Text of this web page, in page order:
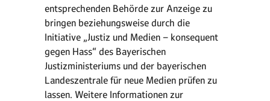
entsprechenden Behörde zur Anzeige zu
bringen beziehungsweise durch die
Initiative „Justiz und Medien – konsequent
gegen Hass“ des Bayerischen
Justizministeriums und der bayerischen
Landeszentrale für neue Medien prüfen zu
lassen. Weitere Informationen zur